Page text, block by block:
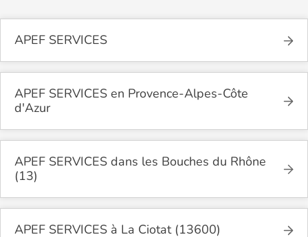
APEF SERVICES
APEF SERVICES en Provence-Alpes-Côte
d'Azur
APEF SERVICES dans les Bouches du Rhône
(13)
APEF SERVICES à La Ciotat (13600)